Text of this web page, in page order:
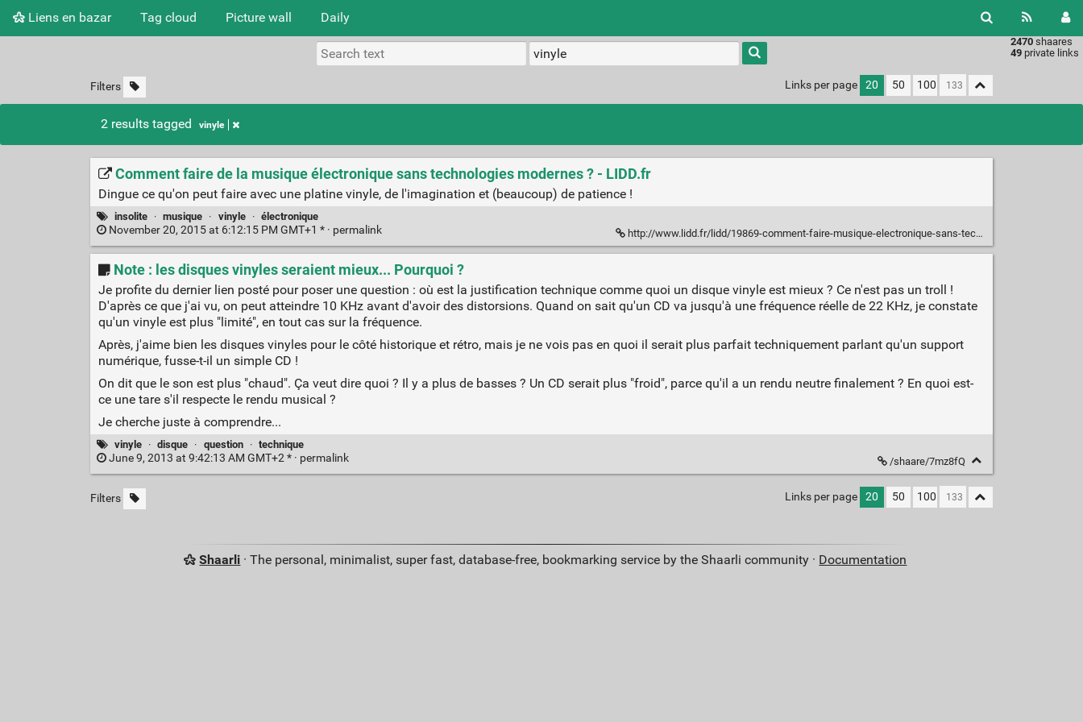
Liens en bazar Tag cloud Picture wall Daily
2470 shaares
49 private links
Filters Links per page 20 50 100
2 results tagged vinyle
Comment faire de la musique électronique sans technologies modernes ? - LIDD.fr
Dingue ce qu'on peut faire avec une platine vinyle, de l'imagination et (beaucoup) de patience !
insolite · musique · vinyle · électronique
November 20, 2015 at 6:12:15 PM GMT+1 * · permalink http://www.lidd.fr/lidd/19869-comment-faire-musique-electronique-sans-technologies-modernes
Note : les disques vinyles seraient mieux... Pourquoi ?
Je profite du dernier lien posté pour poser une question : où est la justification technique comme quoi un disque vinyle est mieux ? Ce n'est pas un troll !
D'après ce que j'ai vu, on peut atteindre 10 KHz avant d'avoir des distorsions. Quand on sait qu'un CD va jusqu'à une fréquence réelle de 22 KHz, je constate
qu'un vinyle est plus "limité", en tout cas sur la fréquence.
Après, j'aime bien les disques vinyles pour le côté historique et rétro, mais je ne vois pas en quoi il serait plus parfait techniquement parlant qu'un support
numérique, fusse-t-il un simple CD !
On dit que le son est plus "chaud". Ça veut dire quoi ? Il y a plus de basses ? Un CD serait plus "froid", parce qu'il a un rendu neutre finalement ? En quoi est-
ce une tare s'il respecte le rendu musical ?
Je cherche juste à comprendre...
vinyle · disque · question · technique
June 9, 2013 at 9:42:13 AM GMT+2 * · permalink /shaare/7mz8fQ
Filters Links per page 20 50 100
Shaarli · The personal, minimalist, super fast, database-free, bookmarking service by the Shaarli community · Documentation